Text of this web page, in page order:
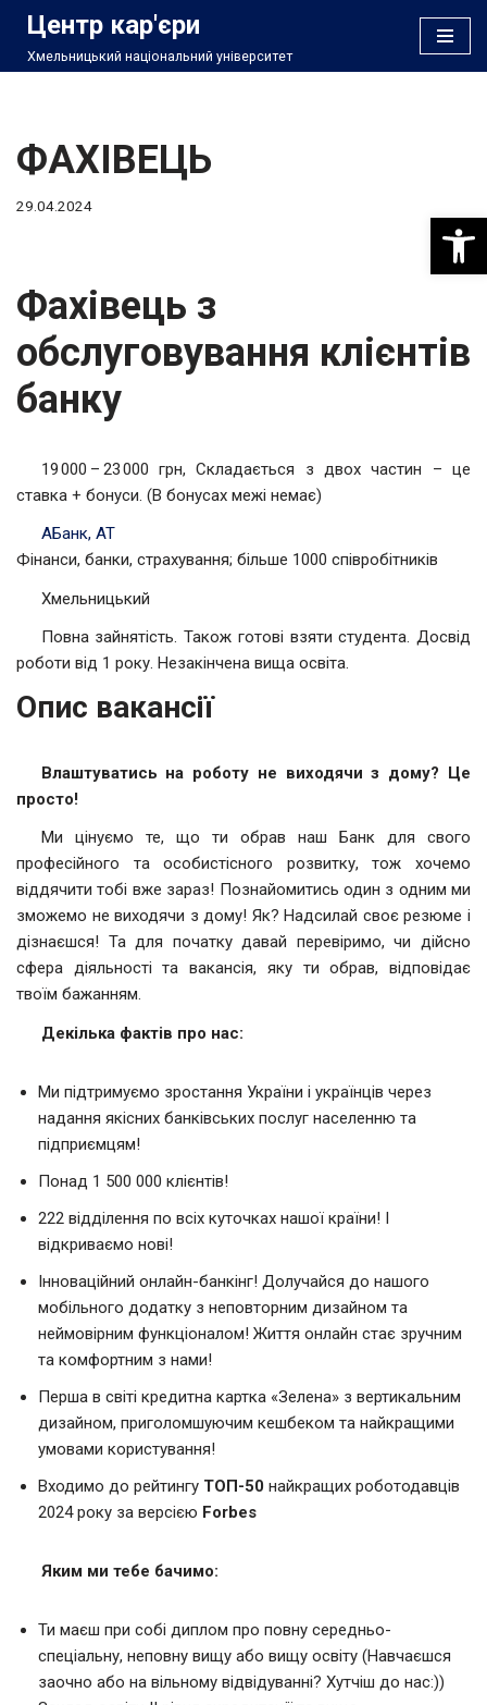
Перейти
Центр кар'єри
Хмельницький національний університет
ФАХІВЕЦЬ
29.04.2024
Фахівець з
обслуговування клієнтів
банку
19 000 – 23 000 грн, Складається з двох частин – це
ставка + бонуси. (В бонусах межі немає)
АБанк, АТ
Фінанси, банки, страхування; більше 1000 співробітників
Хмельницький
Повна зайнятість. Також готові взяти студента. Досвід
роботи від 1 року. Незакінчена вища освіта.
Опис вакансії
Влаштуватись на роботу не виходячи з дому? Це
просто!
Ми цінуємо те, що ти обрав наш Банк для свого
професійного та особистісного розвитку, тож хочемо
віддячити тобі вже зараз! Познайомитись один з одним ми
зможемо не виходячи з дому! Як? Надсилай своє резюме і
дізнаєшся! Та для початку давай перевіримо, чи дійсно
сфера діяльності та вакансія, яку ти обрав, відповідає
твоїм бажанням.
Декілька фактів про нас:
Ми підтримуємо зростання України і українців через
надання якісних банківських послуг населенню та
підприємцям!
Понад 1 500 000 клієнтів!
222 відділення по всіх куточках нашої країни! І
відкриваємо нові!
Інноваційний онлайн-банкінг! Долучайся до нашого
мобільного додатку з неповторним дизайном та
неймовірним функціоналом! Життя онлайн стає зручним
та комфортним з нами!
Перша в світі кредитна картка «Зелена» з вертикальним
дизайном, приголомшуючим кешбеком та найкращими
умовами користування!
Входимо до рейтингу ТОП-50 найкращих роботодавців
2024 року за версією Forbes
Яким ми тебе бачимо:
Ти маєш при собі диплом про повну середньо-
спеціальну, неповну вищу або вищу освіту (Навчаєшся
заочно або на вільному відвідуванні? Хутчіш до нас:))